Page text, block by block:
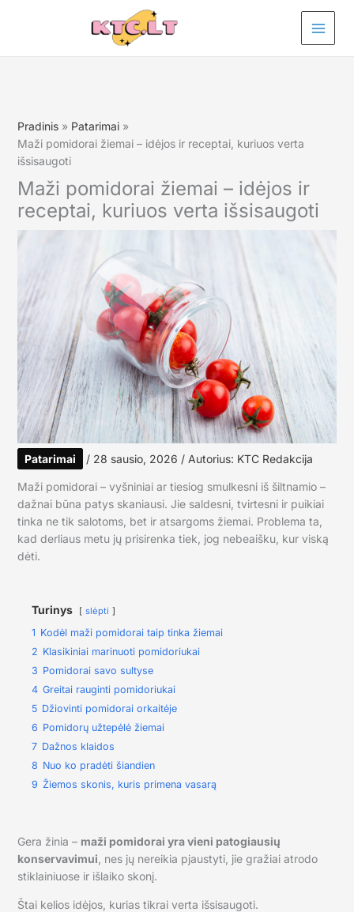
Pradinis
Patarimai
Maži pomidorai žiemai – idėjos ir receptai, kuriuos verta
išsisaugoti
Maži pomidorai žiemai – idėjos ir
receptai, kuriuos verta išsisaugoti
Patarimai / 28 sausio, 2026 / Autorius: KTC Redakcija
Maži pomidorai – vyšniniai ar tiesiog smulkesni iš šiltnamio –
dažnai būna patys skaniausi. Jie saldesni, tvirtesni ir puikiai
tinka ne tik salotoms, bet ir atsargoms žiemai. Problema ta,
kad derliaus metu jų prisirenka tiek, jog nebeaišku, kur viską
dėti.
Turinys slėpti
1 Kodėl maži pomidorai taip tinka žiemai
2 Klasikiniai marinuoti pomidoriukai
3 Pomidorai savo sultyse
4 Greitai rauginti pomidoriukai
5 Džiovinti pomidorai orkaitėje
6 Pomidorų užtepėlė žiemai
7 Dažnos klaidos
8 Nuo ko pradėti šiandien
9 Žiemos skonis, kuris primena vasarą
Gera žinia – maži pomidorai yra vieni patogiausių
konservavimui , nes jų nereikia pjaustyti, jie gražiai atrodo
stiklainiuose ir išlaiko skonį.
Štai kelios idėjos, kurias tikrai verta išsisaugoti.